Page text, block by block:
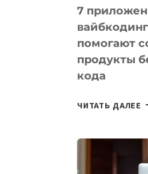
7
помогают
продукты
кода
ЧИТАТЬ ДАЛЕЕ